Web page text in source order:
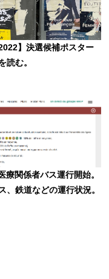
】決選候補ポスター
読む。
療関係者バス運行開始。
、鉄道などの運行状況。